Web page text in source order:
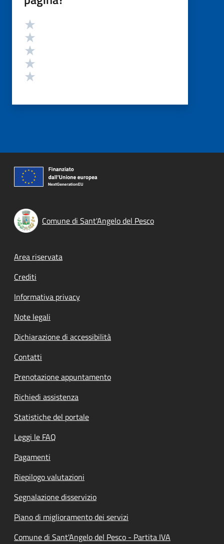
Valutazione
Comune di Sant'Angelo del Pesco
Footer menu
Area riservata
Crediti
Informativa privacy
Note legali
Dichiarazione di accessibilità
Contatti
Prenotazione appuntamento
Richiedi assistenza
Statistiche del portale
Leggi le FAQ
Pagamenti
Riepilogo valutazioni
Segnalazione disservizio
Piano di miglioramento dei servizi
Comune di Sant'Angelo del Pesco - Partita IVA